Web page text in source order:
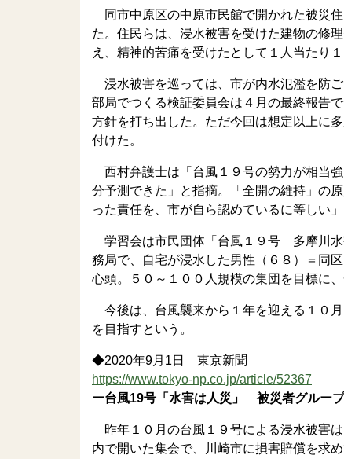
同市中原区の中原市民館で開かれた被災
た。住民らは、浸水被害を受けた建物の修
え、精神的苦痛を受けたとして１人当たり
浸水被害を巡っては、市が内水氾濫を防
部局でつくる検証委員会は４月の最終報告
方針を打ち出した。ただ今回は想定以上に
付けた。
西村弁護士は「台風１９号の勢力が相当
分予測できた」と指摘。「全開の維持」の
った責任を、市が自ら認めているに等しい」
学習会は市民団体「台風１９号 多摩川水
務局で、自宅が浸水した男性（６８）＝同
心頭。５０～１００人規模の集団を目標に
今後は、台風襲来から１年を迎える１０
を目指すという。
◆2020年9月1日 東京新聞
https://www.tokyo-np.co.jp/article/52367
ー台風19号「水害は人災」 被災者グルー
昨年１０月の台風１９号による浸水被害
内で開いた集会で、川崎市に損害賠償を求